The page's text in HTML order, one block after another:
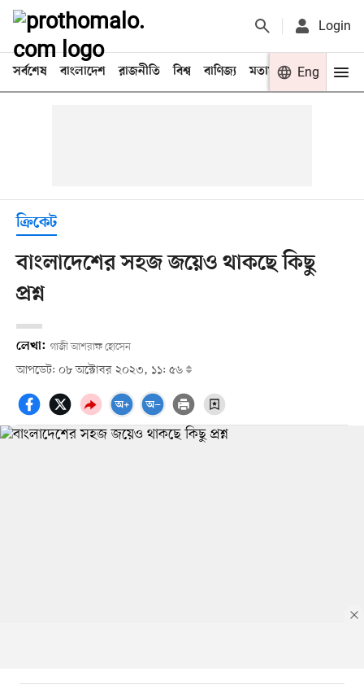
Login
সর্বশেষ বাংলাদেশ রাজনীতি বিশ্ব বাণিজ্য মতামত খেলা
Eng
ক্রিকেট
বাংলাদেশের সহজ জয়েও থাকছে কিছু
প্রশ্ন
লেখা: গাজী আশরাফ হোসেন
আপডেট: ০৮ অক্টোবর ২০২৩, ১১: ৫৬